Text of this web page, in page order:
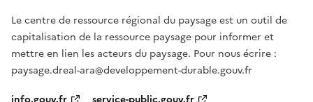
Le centre de ressource régional du paysage est un outil de
capitalisation de la ressource paysage pour informer et
mettre en lien les acteurs du paysage. Pour nous écrire :
paysage.dreal-ara@developpement-durable.gouv.fr